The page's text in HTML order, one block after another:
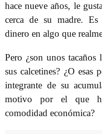
hace nueve años, le
cerca de su madre.
dinero en algo que
Pero ¿son unos
sus calcetines? ¿O esas
integrante de su
motivo por el que
comodidad económica?